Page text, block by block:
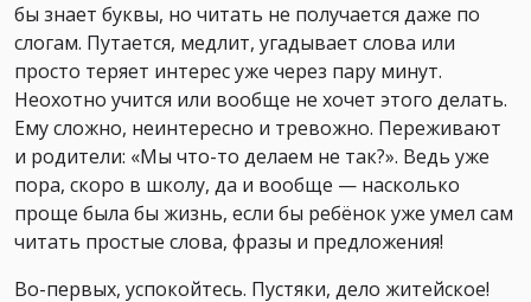
бы знает буквы, но читать не получается даже по
слогам. Путается, медлит, угадывает слова или
просто теряет интерес уже через пару минут.
Неохотно учится или вообще не хочет этого делать.
Ему сложно, неинтересно и тревожно. Переживают
и родители: «Мы что-то делаем не так?». Ведь уже
пора, скоро в школу, да и вообще — насколько
проще была бы жизнь, если бы ребёнок уже умел сам
читать простые слова, фразы и предложения!
Во-первых, успокойтесь. Пустяки, дело житейское!